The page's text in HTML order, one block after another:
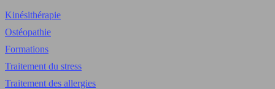
Kinésithérapie
Ostéopathie
Formations
Traitement du stress
Traitement des allergies